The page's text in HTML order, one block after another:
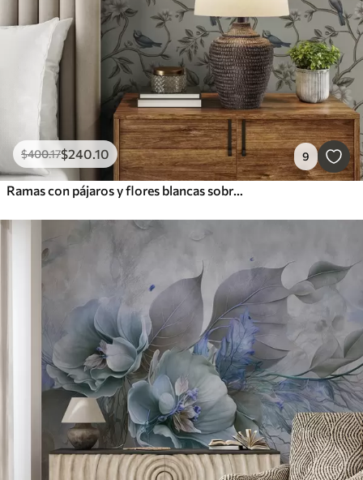
$400.17$240.10 9
Ramas con pájaros y flores blancas sobre un fondo delicado